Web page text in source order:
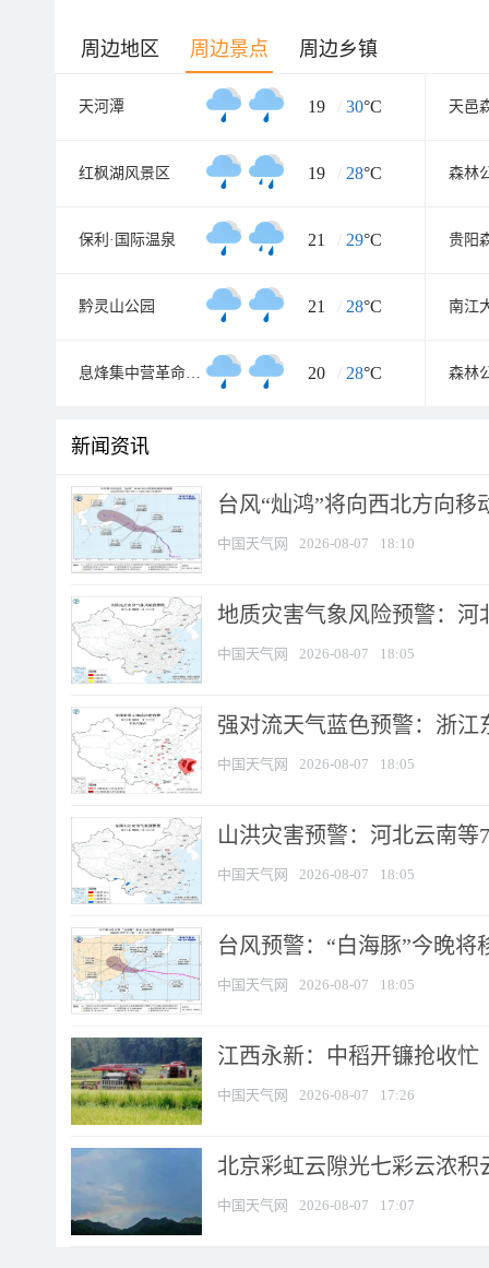
周边地区 周边景点 周边乡镇
天河潭 19 / 30°C
红枫湖风景区 19 / 28°C 森林
保利·国际温泉 21 / 29°C
黔灵山公园 21 / 28°C 南江
息烽集中营革命历史纪念馆 20 / 28°C 森林
新闻资讯
台风“灿鸿”将向西北方向移
中国天气网 2026-08-07 18:10
地质灾害气象风险预警：河
中国天气网 2026-08-07 18:05
强对流天气蓝色预警：浙江
中国天气网 2026-08-07 18:05
山洪灾害预警：河北云南
中国天气网 2026-08-07 18:05
台风预警：“白海豚”今晚将
中国天气网 2026-08-07 18:05
江西永新：中稻开镰抢收忙
中国天气网 2026-08-07 17:26
北京彩虹云隙光七彩云浓积
中国天气网 2026-08-07 17:07